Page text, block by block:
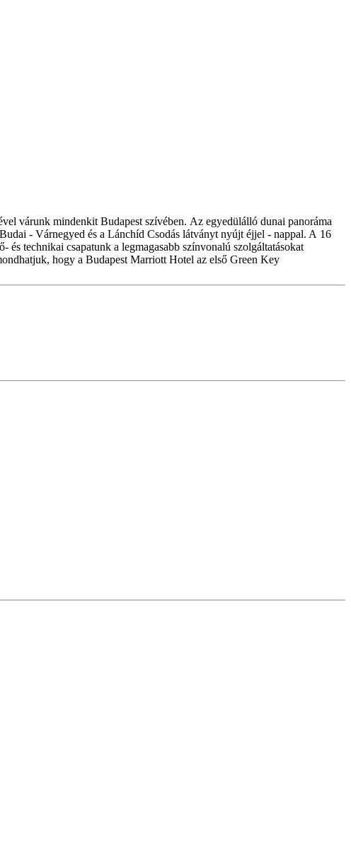
várunk mindenkit Budapest szívében. Az egyedülálló dunai panoráma
- Várnegyed és a Lánchíd Csodás látványt nyújt éjjel - nappal. A 16
technikai csapatunk a legmagasabb színvonalú szolgáltatásokat
hogy a Budapest Marriott Hotel az első Green Key